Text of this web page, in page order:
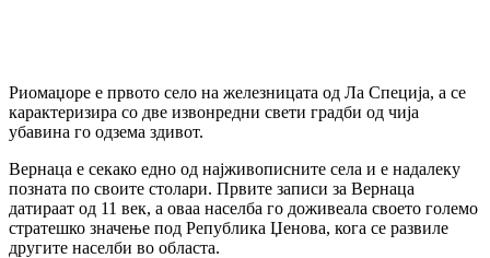
Риомаџоре е првото село на железницата од Ла Специја, а се
карактеризира со две извонредни свети градби од чија
убавина го одзема здивот.
Вернаца е секако едно од најживописните села и е надалеку
позната по своите столари. Првите записи за Вернаца
датираат од 11 век, а оваа населба го доживеала своето големо
стратешко значење под Република Џенова, кога се развиле
другите населби во областа.